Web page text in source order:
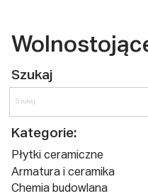
Szukaj
Kategorie:
Płytki ceramiczne
Armatura i ceramika
Chemia budowlana